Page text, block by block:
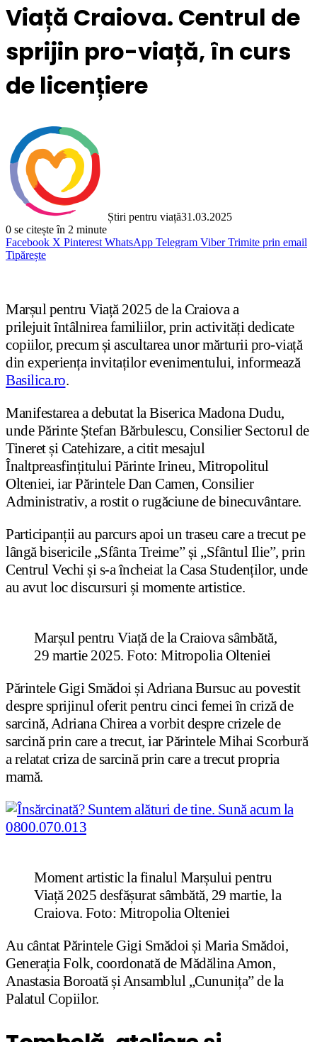
Viață Craiova. Centrul de
sprijin pro-viață, în curs
de licențiere
Știri pentru viață31.03.2025
0 se citește în 2 minute
Facebook X Pinterest WhatsApp Telegram Viber Trimite prin email
Tipărește
Marșul pentru Viață 2025 de la Craiova a
prilejuit întâlnirea familiilor, prin activități dedicate
copiilor, precum și ascultarea unor mărturii pro-viață
din experiența invitaților evenimentului, informează
Basilica.ro.
Manifestarea a debutat la Biserica Madona Dudu,
unde Părinte Ștefan Bărbulescu, Consilier Sectorul de
Tineret și Catehizare, a citit mesajul
Înaltpreasfințitului Părinte Irineu, Mitropolitul
Olteniei, iar Părintele Dan Camen, Consilier
Administrativ, a rostit o rugăciune de binecuvântare.
Participanții au parcurs apoi un traseu care a trecut pe
lângă bisericile „Sfânta Treime” și „Sfântul Ilie”, prin
Centrul Vechi și s-a încheiat la Casa Studenților, unde
au avut loc discursuri și momente artistice.
Marșul pentru Viață de la Craiova sâmbătă,
29 martie 2025. Foto: Mitropolia Olteniei
Părintele Gigi Smădoi și Adriana Bursuc au povestit
despre sprijinul oferit pentru cinci femei în criză de
sarcină, Adriana Chirea a vorbit despre crizele de
sarcină prin care a trecut, iar Părintele Mihai Scorbură
a relatat criza de sarcină prin care a trecut propria
mamă.
Moment artistic la finalul Marșului pentru
Viață 2025 desfășurat sâmbătă, 29 martie, la
Craiova. Foto: Mitropolia Olteniei
Au cântat Părintele Gigi Smădoi și Maria Smădoi,
Generația Folk, coordonată de Mădălina Amon,
Anastasia Boroată și Ansamblul „Cununița” de la
Palatul Copiilor.